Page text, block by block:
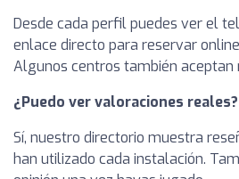
Desde cada perfil puedes ver el
enlace directo para reservar
Algunos centros también aceptan
¿Puedo ver valoraciones reales?
Sí, nuestro directorio muestra
han utilizado cada instalación.